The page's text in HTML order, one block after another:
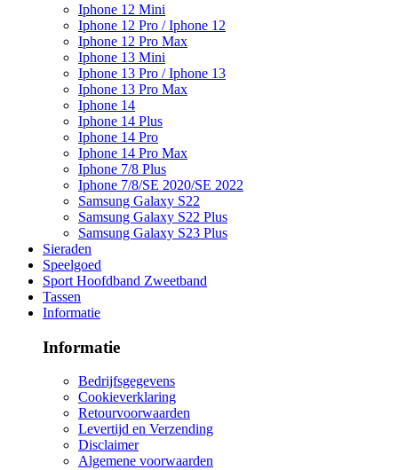
Iphone 12 Mini
Iphone 12 Pro / Iphone 12
Iphone 12 Pro Max
Iphone 13 Mini
Iphone 13 Pro / Iphone 13
Iphone 13 Pro Max
Iphone 14
Iphone 14 Plus
Iphone 14 Pro
Iphone 14 Pro Max
Iphone 7/8 Plus
Iphone 7/8/SE 2020/SE 2022
Samsung Galaxy S22
Samsung Galaxy S22 Plus
Samsung Galaxy S23 Plus
Sieraden
Speelgoed
Sport Hoofdband Zweetband
Tassen
Informatie
Informatie
Bedrijfsgegevens
Cookieverklaring
Retourvoorwaarden
Levertijd en Verzending
Disclaimer
Algemene voorwaarden